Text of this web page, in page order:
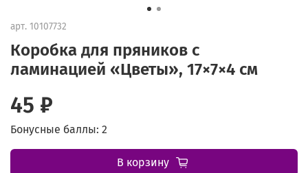
арт. 10107732
Коробка для пряников с
ламинацией «Цветы», 17×7×4 см
45 ₽
Бонусные баллы: 2
В корзину